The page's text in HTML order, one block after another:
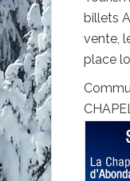
billets
vente,
place